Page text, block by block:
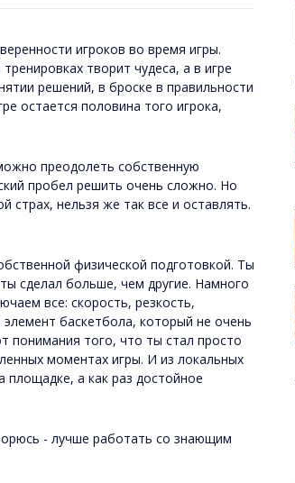
игроков во время игры.
творит чудеса, а в игре
решений, в броске в правильности
остается половина того игрока,
преодолеть собственную
пробел решить очень сложно. Но
страх, нельзя же так все и оставлять.
физической подготовкой. Ты
сделал больше, чем другие. Намного
все: скорость, резкость,
баскетбола, который не очень
понимания того, что ты стал просто
моментах игры. И из локальных
а как раз достойное
- лучше работать со знающим